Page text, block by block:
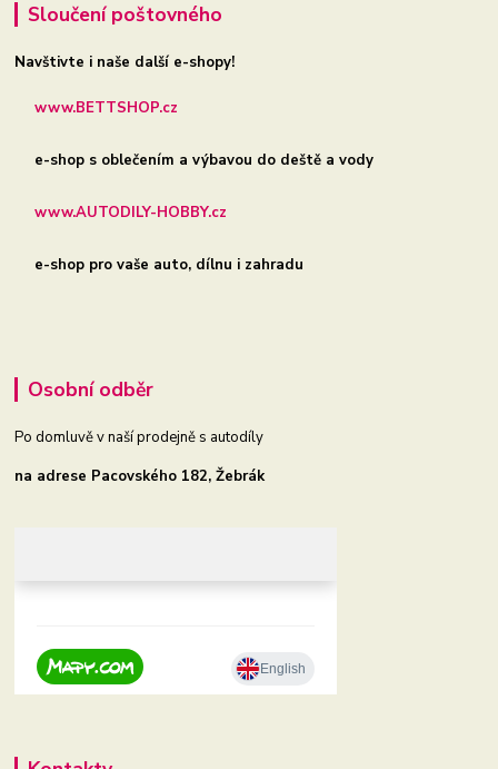
Sloučení poštovného
Navštivte i naše další e-shopy!
www.BETTSHOP.cz
e-shop s oblečením a výbavou do deště a vody
www.AUTODILY-HOBBY.cz
e-shop pro vaše auto, dílnu i zahradu
Osobní odběr
Po domluvě v naší prodejně s autodíly
na adrese Pacovského 182, Žebrák